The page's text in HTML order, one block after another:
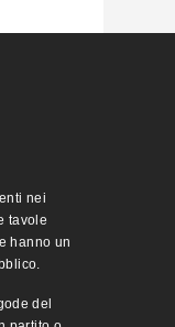
nei
tavole
hanno un
del